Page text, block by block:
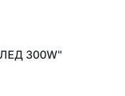
300W"